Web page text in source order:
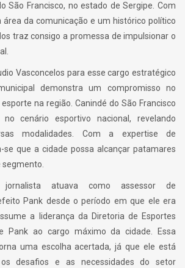
São Francisco, no estado de Sergipe. Com
área da comunicação e um histórico político
traz consigo a promessa de impulsionar o
Vasconcelos para esse cargo estratégico
demonstra um compromisso no
na região. Canindé do São Francisco
cenário esportivo nacional, revelando
modalidades. Com a expertise de
se que a cidade possa alcançar patamares
jornalista atuava como assessor de
Pank desde o período em que ele era
a liderança da Diretoria de Esportes
Pank ao cargo máximo da cidade. Essa
uma escolha acertada, já que ele está
desafios e as necessidades do setor